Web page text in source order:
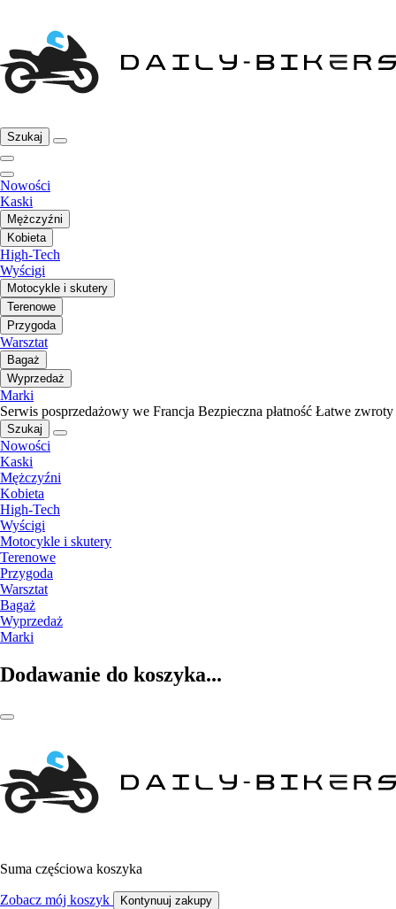
Szukaj
Nowości
Kaski
Mężczyźni
Kobieta
High-Tech
Wyścigi
Motocykle i skutery
Terenowe
Przygoda
Warsztat
Bagaż
Wyprzedaż
Marki
Serwis posprzedażowy we Francja Bezpieczna płatność Łatwe zwroty
Szukaj
Nowości
Kaski
Mężczyźni
Kobieta
High-Tech
Wyścigi
Motocykle i skutery
Terenowe
Przygoda
Warsztat
Bagaż
Wyprzedaż
Marki
Dodawanie do koszyka...
Suma częściowa koszyka
Zobacz mój koszyk Kontynuuj zakupy